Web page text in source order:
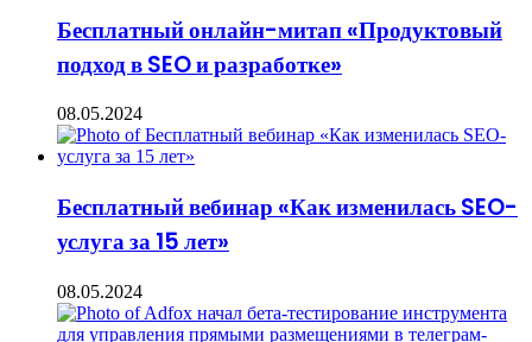
Бесплатный онлайн-митап «Продуктовый
подход в SEO и разработке»
08.05.2024
Бесплатный вебинар «Как изменилась SEO-
услуга за 15 лет»
08.05.2024